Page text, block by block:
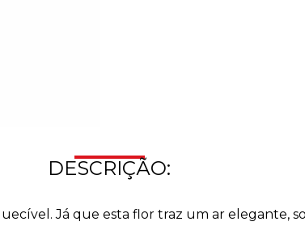
DESCRIÇÃO:
Já que esta flor traz um ar elegante,